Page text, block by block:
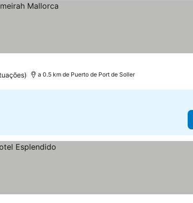
a 0.5 km de Puerto de Port de Soller